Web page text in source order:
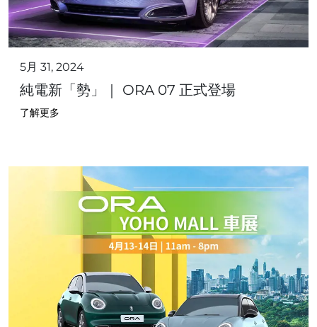
5月 31, 2024
純電新「勢」｜ ORA 07 正式登場
了解更多